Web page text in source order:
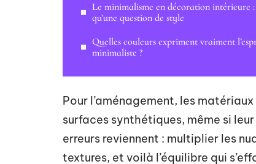
Le minimalisme en décoration intérieure
qu’une question de style
Quelles couleurs expriment vraiment
minimaliste ?
Pour l’aménagement, les
surfaces synthétiques, même si
erreurs reviennent : multiplier les
textures, et voilà l’équilibre qui